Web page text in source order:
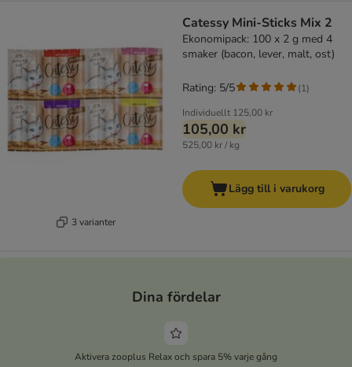
3 varianter
Catessy Mini-Sticks Mix 2
Ekonomipack: 100 x 2 g med 4
smaker (bacon, lever, malt, ost)
Individuellt 125,00 kr
105,00 kr
525,00 kr / kg
Rating: 5/5 (1)
Lägg till i varukorg
Dina fördelar
Aktivera zooplus Relax och spara 5% varje gång